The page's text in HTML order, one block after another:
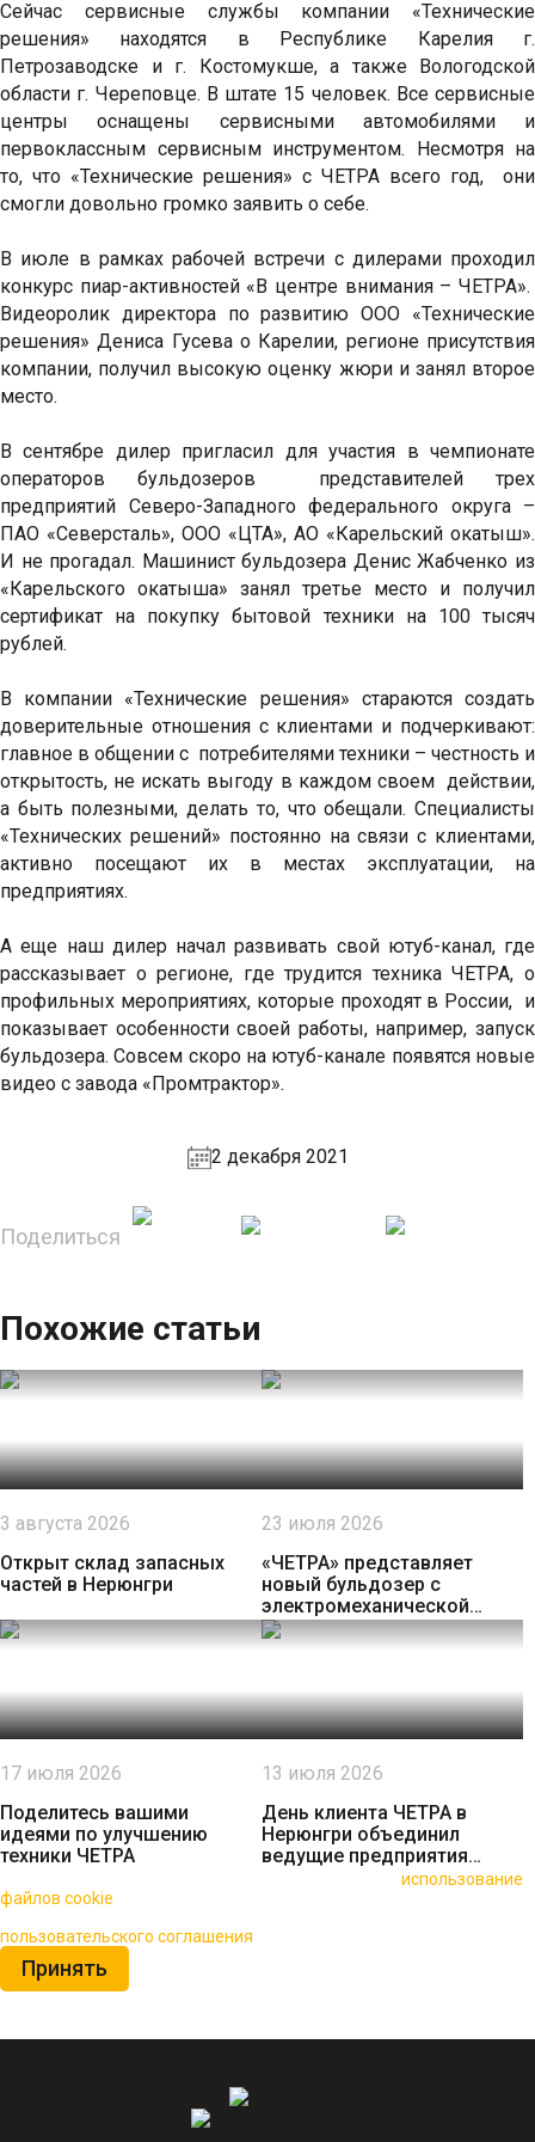
Сейчас сервисные службы компании «Технические
решения» находятся в Республике Карелия г.
Петрозаводске и г. Костомукше, а также Вологодской
области г. Череповце. В штате 15 человек. Все сервисные
центры оснащены сервисными автомобилями и
первоклассным сервисным инструментом. Несмотря на
то, что «Технические решения» с ЧЕТРА всего год, они
смогли довольно громко заявить о себе.
В июле в рамках рабочей встречи с дилерами проходил
конкурс пиар-активностей «В центре внимания – ЧЕТРА».
Видеоролик директора по развитию ООО «Технические
решения» Дениса Гусева о Карелии, регионе присутствия
компании, получил высокую оценку жюри и занял второе
место.
В сентябре дилер пригласил для участия в чемпионате
операторов бульдозеров представителей трех
предприятий Северо-Западного федерального округа –
ПАО «Северсталь», ООО «ЦТА», АО «Карельский окатыш».
И не прогадал. Машинист бульдозера Денис Жабченко из
«Карельского окатыша» занял третье место и получил
сертификат на покупку бытовой техники на 100 тысяч
рублей.
В компании «Технические решения» стараются создать
доверительные отношения с клиентами и подчеркивают:
главное в общении с потребителями техники – честность и
открытость, не искать выгоду в каждом своем действии,
а быть полезными, делать то, что обещали. Специалисты
«Технических решений» постоянно на связи с клиентами,
активно посещают их в местах эксплуатации, на
предприятиях.
А еще наш дилер начал развивать свой ютуб-канал, где
рассказывает о регионе, где трудится техника ЧЕТРА, о
профильных мероприятиях, которые проходят в России, и
показывает особенности своей работы, например, запуск
бульдозера. Совсем скоро на ютуб-канале появятся новые
видео с завода «Промтрактор».
Поделиться
2 декабря 2021
Похожие статьи
3 августа 2026
Открыт склад запасных
частей в Нерюнгри
23 июля 2026
«ЧЕТРА» представляет
новый бульдозер с
электромеханической
трансмиссией
17 июля 2026
Поделитесь вашими
идеями по улучшению
техники ЧЕТРА
13 июля 2026
День клиента ЧЕТРА в
Нерюнгри объединил
ведущие предприятия
использование
файлов cookie
пользовательского соглашения
Принять